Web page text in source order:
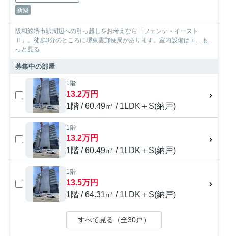
新築
阪和線堺市駅周辺への引っ越しをお考えなら「フェンテ・イースト
Ⅱ」。徒歩3分のところに堺東雲郵便局があります。室内設備はエ... も
っと見る
募集中の部屋
1階
13.2万円
1階 / 60.49㎡ / 1LDK＋S(納戸)
1階
13.2万円
1階 / 60.49㎡ / 1LDK＋S(納戸)
1階
13.5万円
1階 / 64.31㎡ / 1LDK＋S(納戸)
すべて見る（全30戸）